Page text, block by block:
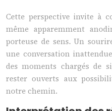
Cette perspective invite à
même apparemment
porteuse de sens. Un
une conversation
des moments chargés de
rester ouverts aux
notre chemin.